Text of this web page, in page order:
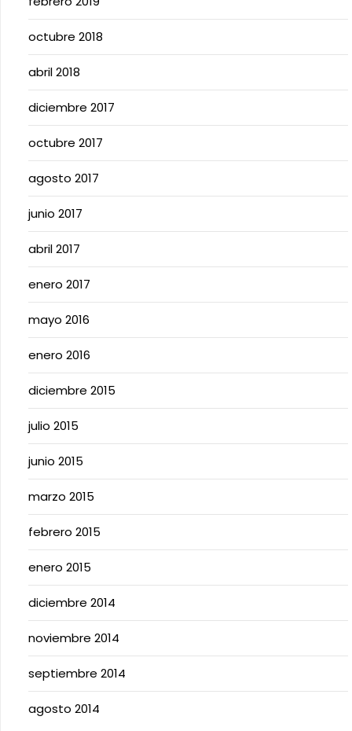
octubre 2018
abril 2018
diciembre 2017
octubre 2017
agosto 2017
junio 2017
abril 2017
enero 2017
mayo 2016
enero 2016
diciembre 2015
julio 2015
junio 2015
marzo 2015
febrero 2015
enero 2015
diciembre 2014
noviembre 2014
septiembre 2014
agosto 2014